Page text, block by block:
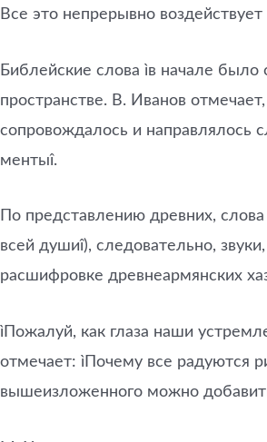
Все это непрерывно
Библейские слова ìв начале
пространстве. В. Иванов
сопровождалось и направлялось
ментыî.
По представлению древних,
всей душиî), следовательно,
расшифровке древнеармянских
ìПожалуй, как глаза наши
отмечает: ìПочему все радуются
вышеизложенного можно